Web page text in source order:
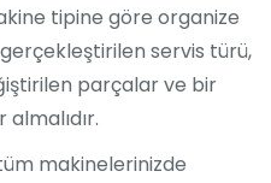
tipine göre organize
servis türü,
parçalar ve bir
makinelerinizde